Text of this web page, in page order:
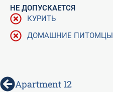
НЕ ДОПУСКАЕТСЯ
КУРИТЬ
ДОМАШНИЕ ПИТОМЦЫ
PrevApartment 12